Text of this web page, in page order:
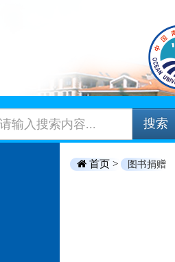
搜索
首页 > 图书捐赠